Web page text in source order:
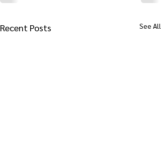
Recent Posts See All